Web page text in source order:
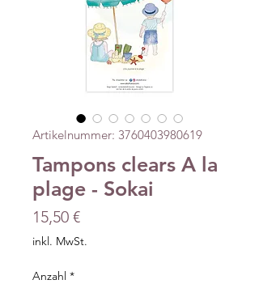
Artikelnummer: 3760403980619
Tampons clears A la
plage - Sokai
15,50 €Preis
inkl. MwSt.
Anzahl *